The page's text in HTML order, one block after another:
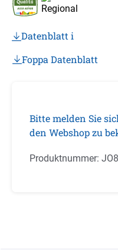
Datenblatt i
Foppa Datenblatt
Bitte melden Sie
den Webshop zu
Produktnummer: